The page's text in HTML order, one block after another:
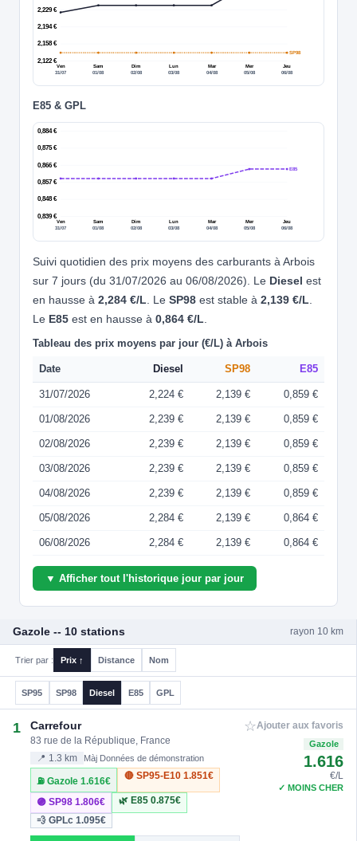
2,122 €
2,158 €
2,194 €
2,229 €
Ven
31/07
Sam
01/08
Dim
02/08
Lun
03/08
Mar
04/08
Mer
05/08
Jeu
06/08
SP98
E85 & GPL
0,839 €
0,848 €
0,857 €
0,866 €
0,875 €
0,884 €
Ven
31/07
Sam
01/08
Dim
02/08
Lun
03/08
Mar
04/08
Mer
05/08
Jeu
06/08
E85
Suivi quotidien des prix moyens des carburants à Arbois
sur 7 jours (du 31/07/2026 au 06/08/2026). Le Diesel est
en hausse à 2,284 €/L. Le SP98 est stable à 2,139 €/L.
Le E85 est en hausse à 0,864 €/L.
Tableau des prix moyens par jour (€/L) à Arbois
Date Diesel SP98 E85
31/07/2026 2,224 € 2,139 € 0,859 €
01/08/2026 2,239 € 2,139 € 0,859 €
02/08/2026 2,239 € 2,139 € 0,859 €
03/08/2026 2,239 € 2,139 € 0,859 €
04/08/2026 2,239 € 2,139 € 0,859 €
05/08/2026 2,284 € 2,139 € 0,864 €
06/08/2026 2,284 € 2,139 € 0,864 €
▼ Afficher tout l'historique jour par jour
Gazole -- 10 stations rayon 10 km
Trier par : Prix ↑ Distance Nom
SP95 SP98 Diesel E85 GPL
1 Carrefour
83 rue de la République, France
📍 1.3 km Màj Données de démonstration
⛽ Gazole1.616€
🔴 SP95-E10 1.851€
🟣 SP981.806€ 🌿 E85 0.875€
💨 GPLc1.095€
☆Ajouter aux favoris
Gazole
1.616
€/L
✓ MOINS CHER